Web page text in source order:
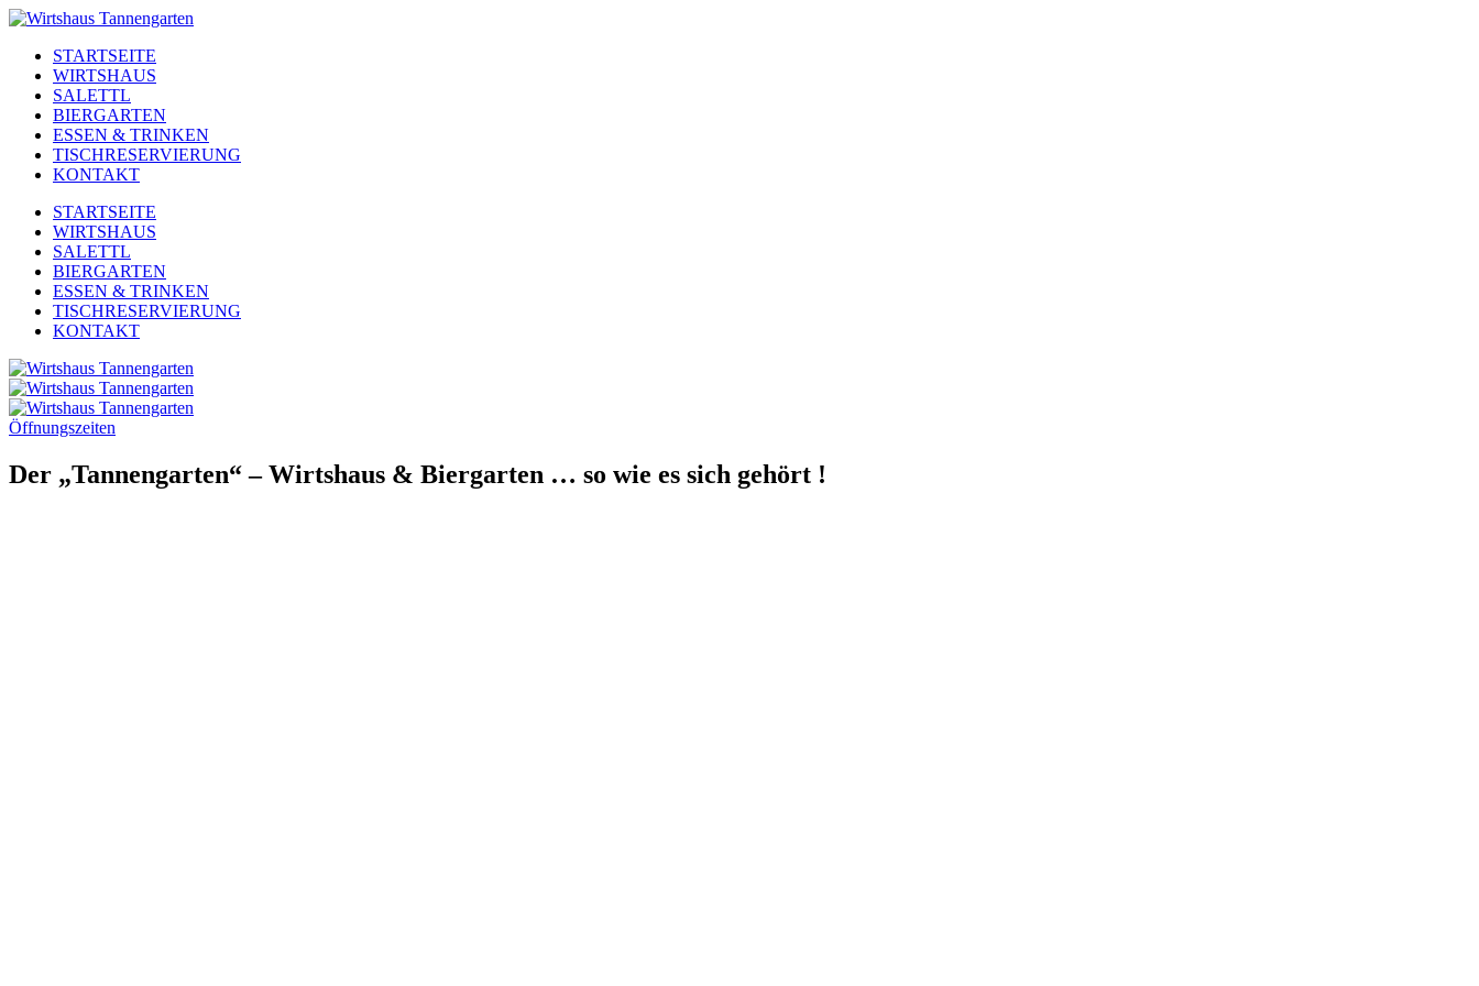
STARTSEITE
WIRTSHAUS
SALETTL
BIERGARTEN
ESSEN & TRINKEN
TISCHRESERVIERUNG
KONTAKT
STARTSEITE
WIRTSHAUS
SALETTL
BIERGARTEN
ESSEN & TRINKEN
TISCHRESERVIERUNG
KONTAKT
Öffnungszeiten
Der „Tannengarten“ – Wirtshaus & Biergarten … so wie es sich gehört !